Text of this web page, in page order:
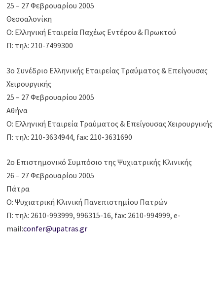
25 – 27 Φεβρουαρίου 2005
Θεσσαλονίκη
Ο: Ελληνική Εταιρεία Παχέως Εντέρου & Πρωκτού
Π: τηλ: 210-7499300
3ο Συνέδριο Ελληνικής Εταιρείας Τραύματος & Επείγουσας
Χειρουργικής
25 – 27 Φεβρουαρίου 2005
Αθήνα
Ο: Ελληνική Εταιρεία Τραύματος & Επείγουσας Χειρουργικής
Π: τηλ: 210-3634944, fax: 210-3631690
2ο Επιστημονικό Συμπόσιο της Ψυχιατρικής Κλινικής
26 – 27 Φεβρουαρίου 2005
Πάτρα
Ο: Ψυχιατρική Κλινική Πανεπιστημίου Πατρών
Π: τηλ: 2610-993999, 996315-16, fax: 2610-994999, e-
mail:confer@upatras.gr